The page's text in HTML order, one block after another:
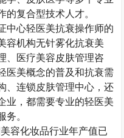
的复合型技术人才。
中心轻医美抗衰操作师的
容机构无针雾化抗衰美
、医疗美容皮肤管理咨
医美概念的普及和抗衰需
、连锁皮肤管理中心，还
业，都需要专业的轻医美
务。
容化妆品行业年产值已